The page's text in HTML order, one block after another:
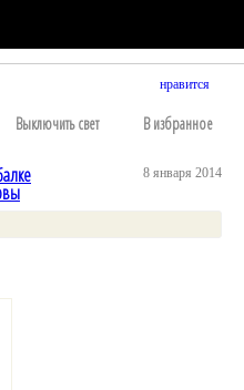
нравится
Выключить свет В избранное
8 января 2014